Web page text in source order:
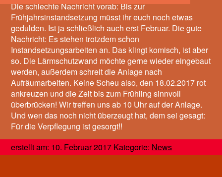
Die schlechte Nachricht vorab: Bis zur
Frühjahrsinstandsetzung müsst ihr euch noch etwas
gedulden. Ist ja schließlich auch erst Februar. Die gute
Nachricht: Es stehen trotzdem schon
Instandsetzungsarbeiten an. Das klingt komisch, ist aber
so. Die Lärmschutzwand möchte gerne wieder eingebaut
werden, außerdem schreit die Anlage nach
Aufräumarbeiten. Keine Scheu also, den 18.02.2017 rot
ankreuzen und die Zeit bis zum Frühling sinnvoll
überbrücken! Wir treffen uns ab 10 Uhr auf der Anlage.
Und wen das noch nicht überzeugt hat, dem sei gesagt:
Für die Verpflegung ist gesorgt!!
erstellt am: 10. Februar 2017 Kategorie: News